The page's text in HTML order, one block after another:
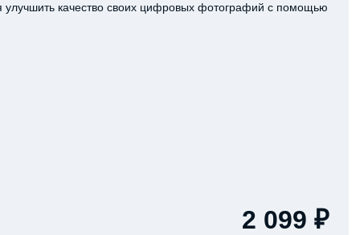
качество своих цифровых фотографий с помощью
2 099 ₽